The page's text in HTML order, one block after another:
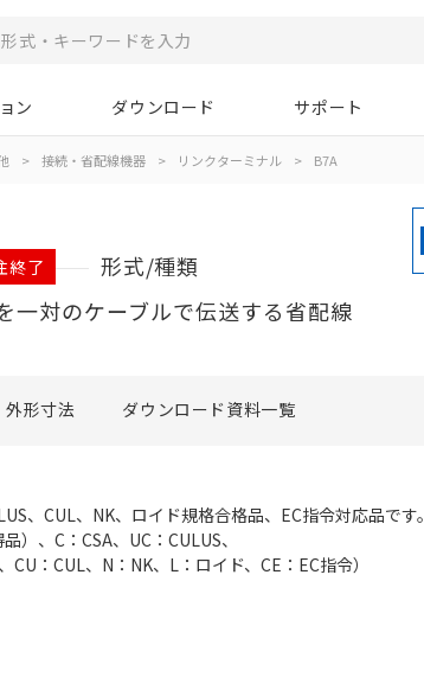
ン ダウンロード サポート
> 接続・省配線機器 > リンクターミナル > B7A
終了
形式/種類
一対のケーブルで伝送する省配線
外形寸法 ダウンロード資料一覧
、CUL、NK、ロイド規格合格品、EC指令対応品です。
）、C：CSA、UC：CULUS、
：CUL、N：NK、L：ロイド、CE：EC指令）